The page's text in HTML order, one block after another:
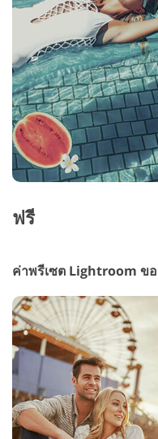
ฟรี
ค่าพรีเซต Lightroom ข